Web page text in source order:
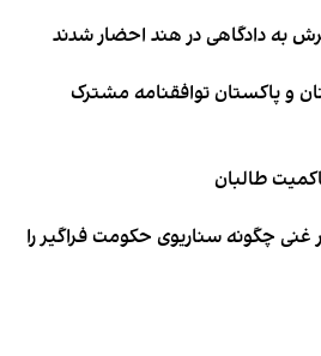
به دادگاهی در هند احضار شدند
و پاکستان توافقنامه مشترک
طالبان
چگونه سناریوی حکومت فراگیر را